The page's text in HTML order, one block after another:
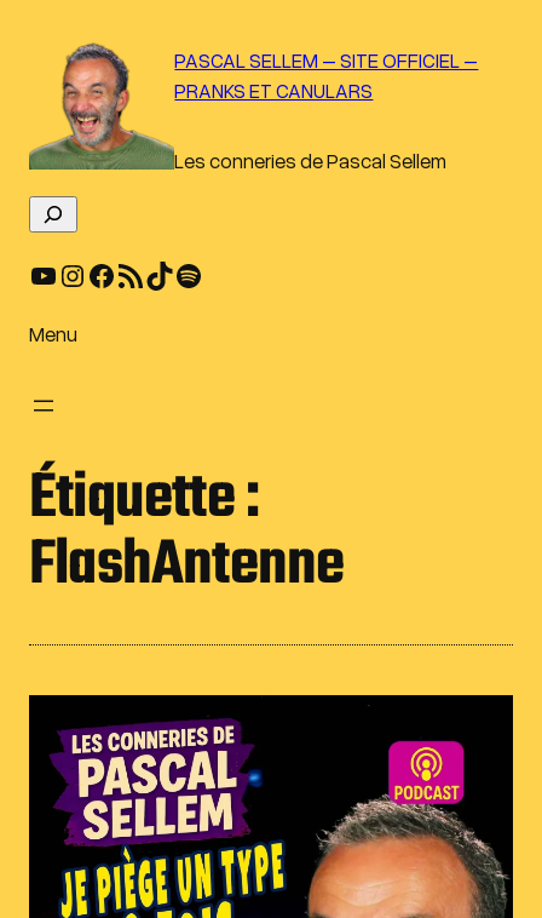
contenu
PASCAL SELLEM – SITE OFFICIEL –
PRANKS ET CANULARS
Les conneries de Pascal Sellem
e
c
e
YouTube Instagram Facebook Flux RSS TikTok Spotify
Menu
Étiquette :
FlashAntenne